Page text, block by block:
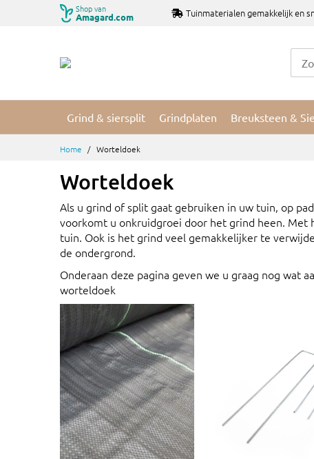
Shop van
Amagard.com Tuinmaterialen gemakkelijk en
Grind & siersplit Grindplaten Breuksteen &
Home Worteldoek
Worteldoek
Als u grind of split gaat gebruiken in uw tuin, op
voorkomt u onkruidgroei door het grind heen. Met
tuin. Ook is het grind veel gemakkelijker te
de ondergrond.
Onderaan deze pagina geven we u graag nog wat
worteldoek